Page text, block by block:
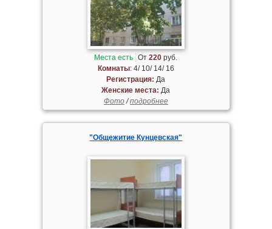
Места есть От220 руб.
Комнаты: 4/ 10/ 14/ 16
Регистрация: Да
Женские места: Да
Фото/подробнее
"Общежитие Кунцевская"